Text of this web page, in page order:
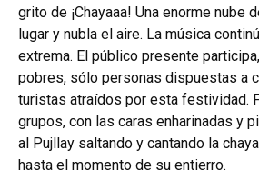
grito de ¡Chayaaa! Una enorme nube
lugar y nubla el aire. La música
extrema. El público presente
pobres, sólo personas dispuestas a
turistas atraídos por esta festividad.
grupos, con las caras enharinadas y
al Pujllay saltando y cantando la
hasta el momento de su entierro.